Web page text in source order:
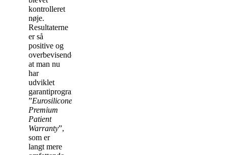
kontrolleret
nøje.
Resultaterne
er så
positive og
overbevisende,
at man nu
har
udviklet
garantiprogrammet
”Eurosilicone
Premium
Patient
Warranty”,
som er
langt mere